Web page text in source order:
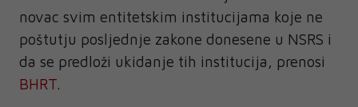
novac svim entitetskim institucijama koje ne
poštutju posljednje zakone donesene u NSRS i
da se predloži ukidanje tih institucija, prenosi
BHRT.